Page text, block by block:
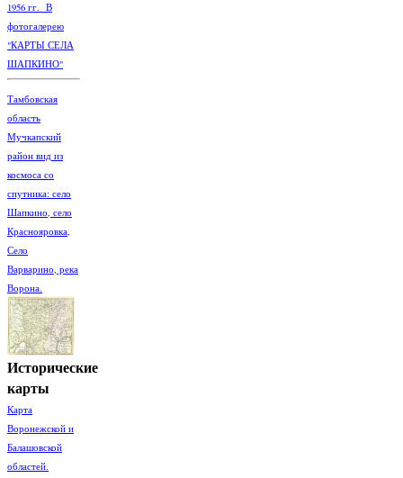
1956 гг. В
фотогалерею
"КАРТЫ СЕЛА
ШАПКИНО"
Тамбовская
область
Мучкапский
район вид из
космоса со
спутника: село
Шапкино, село
Краснояровка,
Село
Варварино, река
Ворона.
Исторические
карты
Карта
Воронежской и
Балашовской
областей.